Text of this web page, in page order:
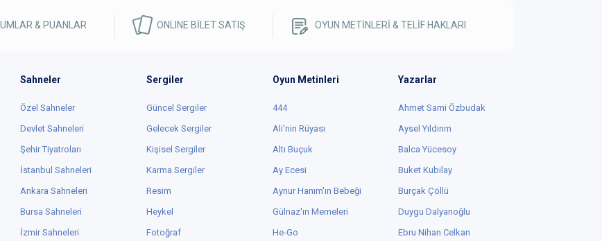
& PUANLAR ONLINE BİLET SATIŞ OYUN METİNLERİ & TELİF HAKLARI
Sahneler
Özel Sahneler
Devlet Sahneleri
Şehir Tiyatroları
İstanbul Sahneleri
Ankara Sahneleri
Bursa Sahneleri
İzmir Sahneleri
Sergiler
Güncel Sergiler
Gelecek Sergiler
Kişisel Sergiler
Karma Sergiler
Resim
Heykel
Fotoğraf
Oyun Metinleri
444
Ali'nin Rüyası
Altı Buçuk
Ay Ecesi
Aynur Hanım'ın Bebeği
Gülnaz'ın Memeleri
He-Go
Yazarlar
Ahmet Sami Özbudak
Aysel Yıldırım
Balca Yücesoy
Buket Kubilay
Burçak Çöllü
Duygu Dalyanoğlu
Ebru Nihan Celkan